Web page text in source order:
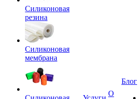
Силиконовая
резина
Силиконовая
мембрана
О
Блог